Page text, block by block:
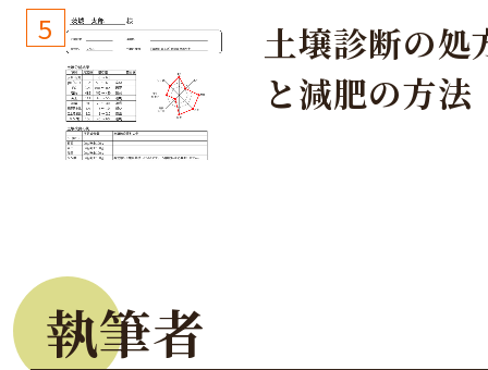
しょう！
5
土壌診断の処
と減肥の方法
執筆者